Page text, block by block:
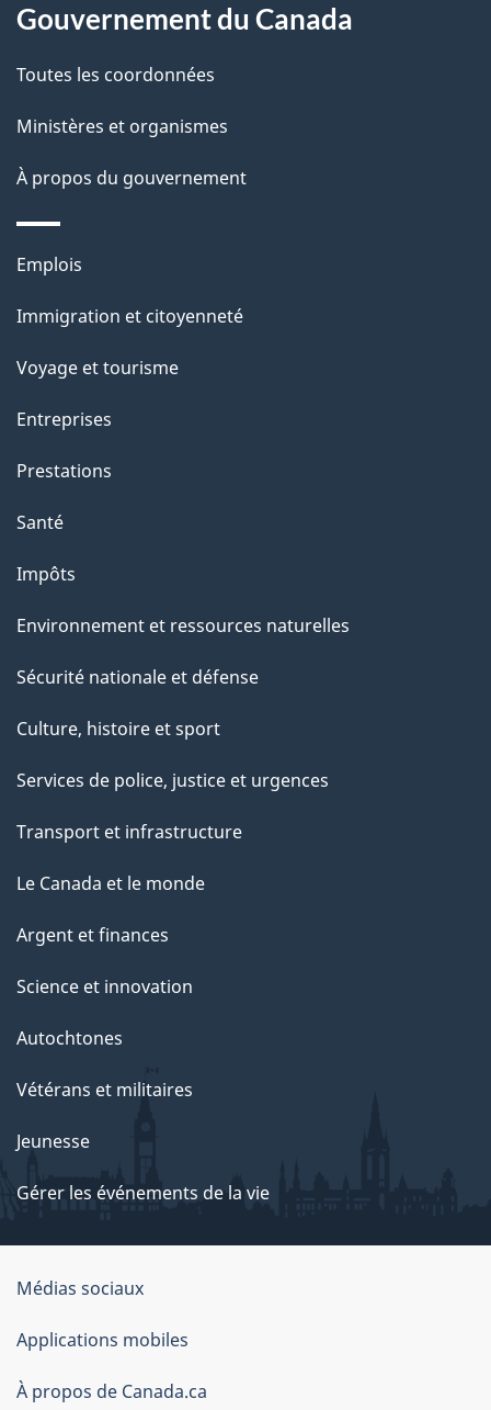
i
l
s
d
e
l
a
p
a
g
e
propos
de
ce
site
Gouvernement du Canada
Toutes les coordonnées
Ministères et organismes
À propos du gouvernement
Thèmes
sujets
Emplois
Immigration et citoyenneté
Voyage et tourisme
Entreprises
Prestations
Santé
Impôts
Environnement et ressources naturelles
Sécurité nationale et défense
Culture, histoire et sport
Services de police, justice et urgences
Transport et infrastructure
Le Canada et le monde
Argent et finances
Science et innovation
Autochtones
Vétérans et militaires
Jeunesse
Gérer les événements de la vie
Organisation
du
gouvernement
du
Médias sociaux
Applications mobiles
À propos de Canada.ca